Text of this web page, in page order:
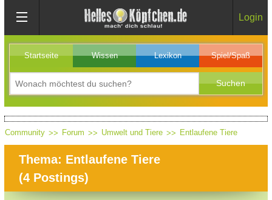
Login
Startseite Wissen Lexikon Spiel/Spaß
Community Forum Umwelt und Tiere Entlaufene Tiere
Thema: Entlaufene Tiere
(4 Postings)